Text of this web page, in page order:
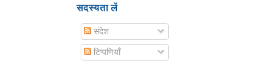
सदस्यता लें
संदेश
टिप्पणियाँ